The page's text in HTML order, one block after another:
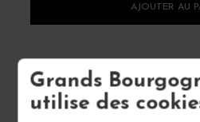
Grands
utilise des
AJOUTER AU